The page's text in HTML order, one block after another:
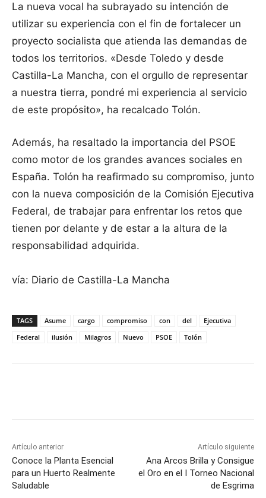
La nueva vocal ha subrayado su intención de
utilizar su experiencia con el fin de fortalecer un
proyecto socialista que atienda las demandas de
todos los territorios. «Desde Toledo y desde
Castilla-La Mancha, con el orgullo de representar
a nuestra tierra, pondré mi experiencia al servicio
de este propósito», ha recalcado Tolón.
Además, ha resaltado la importancia del PSOE
como motor de los grandes avances sociales en
España. Tolón ha reafirmado su compromiso, junto
con la nueva composición de la Comisión Ejecutiva
Federal, de trabajar para enfrentar los retos que
tienen por delante y de estar a la altura de la
responsabilidad adquirida.
vía: Diario de Castilla-La Mancha
TAGS Asume cargo compromiso con del
Ejecutiva
Federal
ilusión Milagros Nuevo PSOE Tolón
Artículo anterior
Conoce la Planta Esencial
para un Huerto Realmente
Saludable
Artículo siguiente
Ana Arcos Brilla y Consigue
el Oro en el I Torneo Nacional
de Esgrima